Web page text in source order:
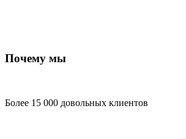
Почему мы
Более 15 000 довольных клиентов